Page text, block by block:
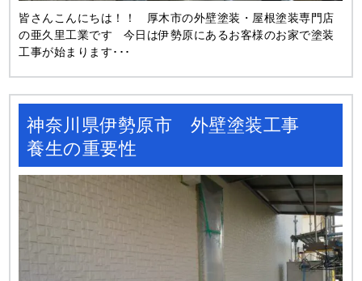
皆さんこんにちは！！ 厚木市の外壁塗装・屋根塗装専門店
の亜久里工業です 今日は伊勢原にあるお客様のお家で塗装
工事が始まります･･･
神奈川県伊勢原市 外壁塗装工事
養生の重要性